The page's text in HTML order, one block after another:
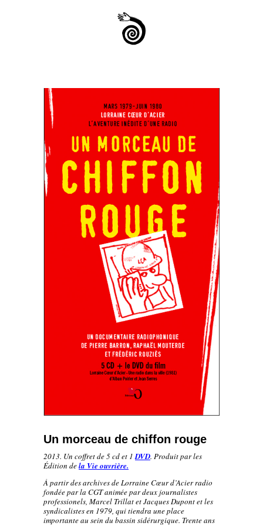
Un morceau de chiffon rouge
2013. Un coffret de 5 cd et 1DVD. Produit par les
Édition dela Vie ouvrière.
À partir des archives de Lorraine Cœur d’Acier radio
fondée par la CGT animée par deux journalistes
professionels, Marcel Trillat et Jacques Dupont et les
syndicalistes en 1979, qui tiendra une place
importante au sein du bassin sidérurgique. Trente ans